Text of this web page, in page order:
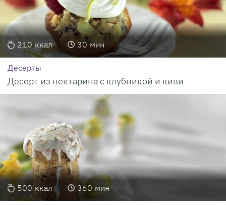
210 ккал 30 мин
Десерты
Десерт из нектарина с клубникой и киви
500 ккал 360 мин